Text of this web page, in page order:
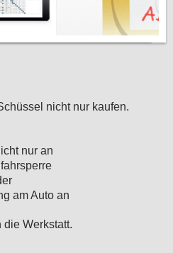
nicht nur kaufen.
nur an
am Auto an
Werkstatt.